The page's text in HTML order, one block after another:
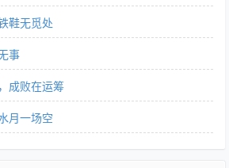
鞋无觅处
事
成败在运筹
月一场空